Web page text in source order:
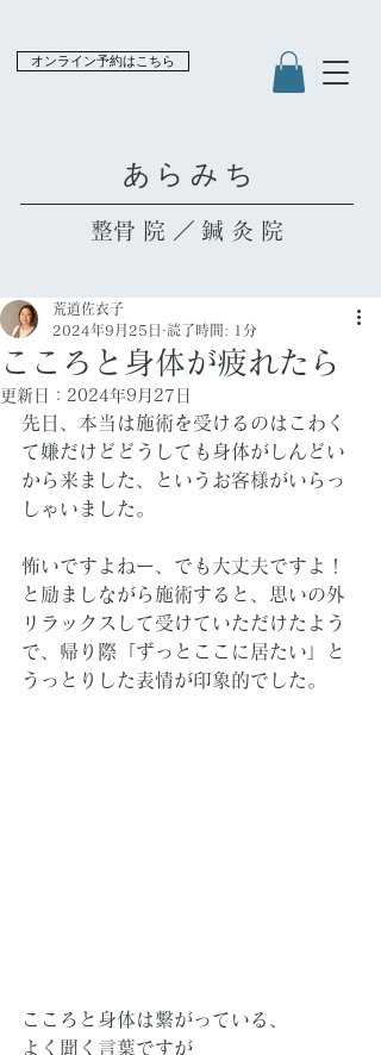
オンライン予約はこちら
​あらみち
​整骨院／鍼灸院
こころと身体が疲れたら
荒道佐衣子
2024年9月25日
読了時間: 1分
更新日： 2024年9月27日
先日、本当は施術を受けるのはこわく
て嫌だけどどうしても身体がしんどい
から来ました、というお客様がいらっ
しゃいました。
怖いですよねー、でも大丈夫ですよ！
と励ましながら施術すると、思いの外
リラックスして受けていただけたよう
で、帰り際「ずっとここに居たい」と
うっとりした表情が印象的でした。
こころと身体は繋がっている、
よく聞く言葉ですが